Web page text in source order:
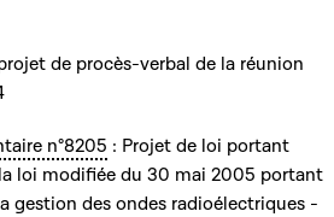
de procès-verbal de la réunion
n°8205 : Projet de loi portant
loi modifiée du 30 mai 2005 portant
gestion des ondes radioélectriques -